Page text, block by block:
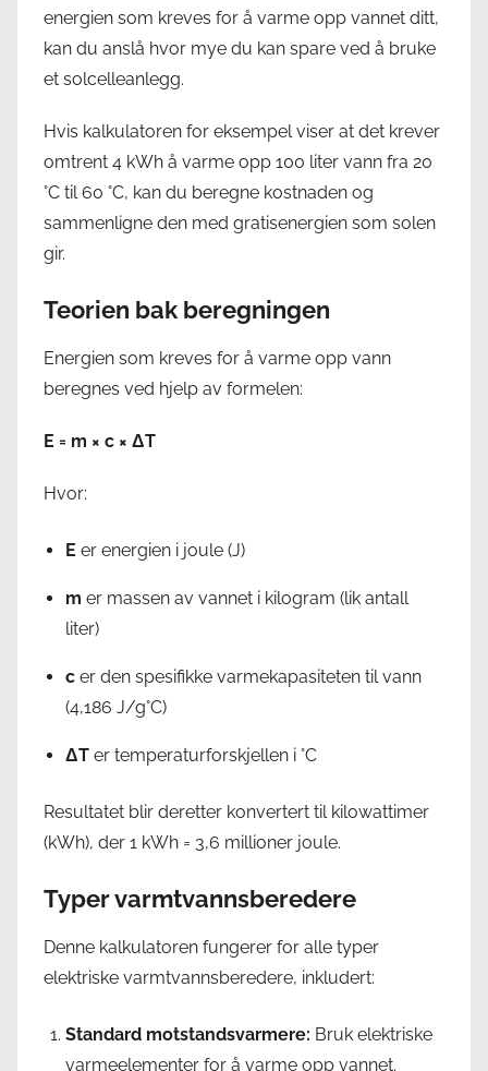
energien som kreves for å varme opp vannet ditt,
kan du anslå hvor mye du kan spare ved å bruke
et solcelleanlegg.
Hvis kalkulatoren for eksempel viser at det krever
omtrent 4 kWh å varme opp 100 liter vann fra 20
°C til 60 °C, kan du beregne kostnaden og
sammenligne den med gratisenergien som solen
gir.
Teorien bak beregningen
Energien som kreves for å varme opp vann
beregnes ved hjelp av formelen:
E = m × c × ΔT
Hvor:
E er energien i joule (J)
m er massen av vannet i kilogram (lik antall
liter)
c er den spesifikke varmekapasiteten til vann
(4,186 J/g°C)
ΔT er temperaturforskjellen i °C
Resultatet blir deretter konvertert til kilowattimer
(kWh), der 1 kWh = 3,6 millioner joule.
Typer varmtvannsberedere
Denne kalkulatoren fungerer for alle typer
elektriske varmtvannsberedere, inkludert:
Standard motstandsvarmere: Bruk elektriske
varmeelementer for å varme opp vannet.